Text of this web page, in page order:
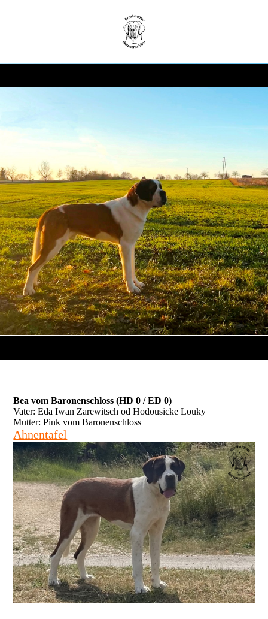
Bea vom Baronenschloss (HD 0 / ED 0)
Vater: Eda Iwan Zarewitsch od Hodousicke Louky
Mutter: Pink vom Baronenschloss
Ahnentafel